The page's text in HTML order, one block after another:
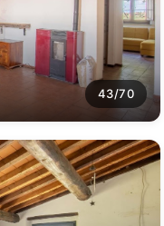
43/70